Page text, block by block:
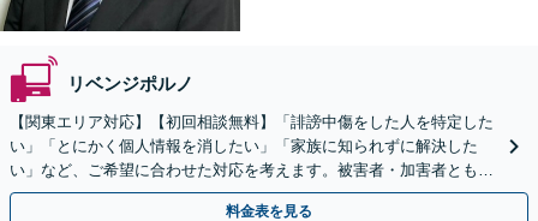
リベンジポルノ
【関東エリア対応】【初回相談無料】「誹謗中傷をした人を特定した
い」「とにかく個人情報を消したい」「家族に知られずに解決した
い」など、ご希望に合わせた対応を考えます。被害者・加害者ともに
対応可。企業のネットトラブルもお任せ【土日祝対応可】
料金表を見る